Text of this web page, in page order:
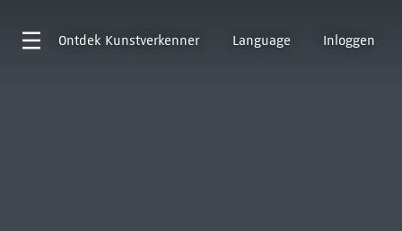
Ontdek Kunstverkenner Language Inloggen